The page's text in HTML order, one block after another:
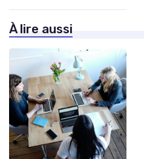
À lire aussi